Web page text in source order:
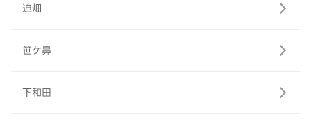
迫畑
笹ケ鼻
下和田